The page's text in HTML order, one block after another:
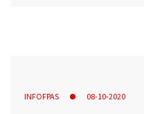
INFOFPAS 08-10-2020